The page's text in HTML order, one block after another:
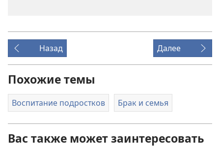
Назад Далее
Похожие темы
Воспитание подростков Брак и семья
Вас также может заинтересовать